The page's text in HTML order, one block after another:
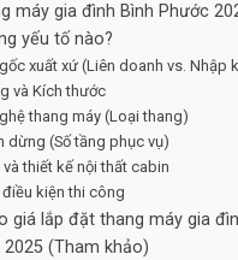
máy gia đình Bình Phước
yếu tố nào?
xuất xứ (Liên doanh vs. Nhập
và Kích thước
thang máy (Loại thang)
dừng (Số tầng phục vụ)
và thiết kế nội thất cabin
điều kiện thi công
giá lắp đặt thang máy gia
(Tham khảo)